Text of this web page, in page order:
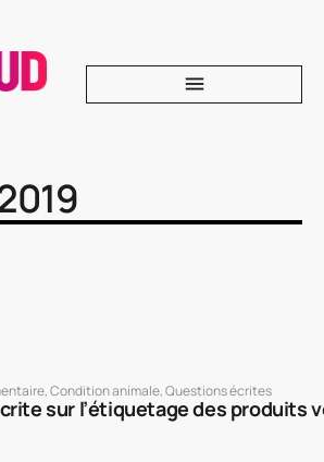
,Condition animale,Questions écrites
sur l’étiquetage des produits